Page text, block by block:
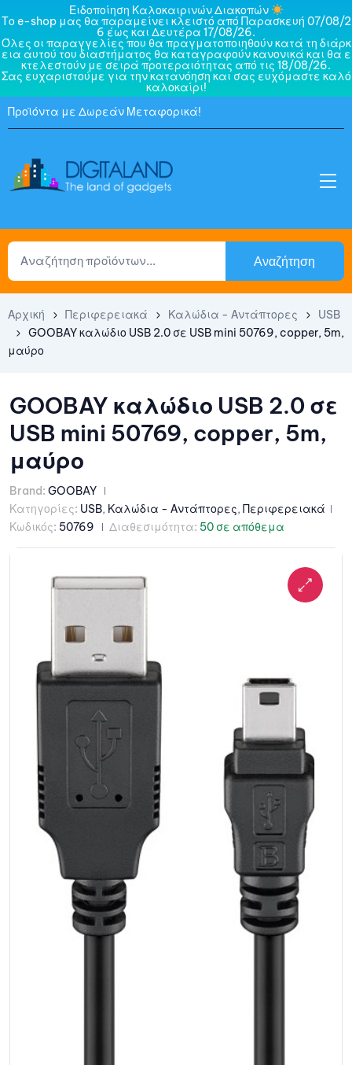
Ειδοποίηση Καλοκαιρινών Διακοπών
Το e-shop μας θα παραμείνει κλειστό από Παρασκευή 07/08/2
6 έως και Δευτέρα 17/08/26.
Όλες οι παραγγελίες που θα πραγματοποιηθούν κατά τη διάρκ
εια αυτού του διαστήματος θα καταγραφούν κανονικά και θα ε
κτελεστούν με σειρά προτεραιότητας από τις 18/08/26.
Σας ευχαριστούμε για την κατανόηση και σας ευχόμαστε καλό
καλοκαίρι!
Προϊόντα με Δωρεάν Μεταφορικά!
Αναζήτηση
Αρχική Περιφερειακά Καλώδια - Αντάπτορες
USB
GOOBAY καλώδιο USB 2.0 σε USB mini 50769, copper, 5m,
μαύρο
GOOBAY καλώδιο USB 2.0 σε
USB mini 50769, copper, 5m,
μαύρο
Brand: GOOBAY
Κατηγορίες: USB, Καλώδια - Αντάπτορες, Περιφερειακά
Κωδικός: 50769 Διαθεσιμότητα: 50 σε απόθεμα